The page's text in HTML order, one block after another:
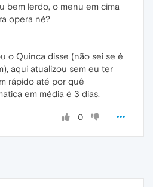
bem lerdo, o menu em cima
opera né?
o Quinca disse (não sei se é
aqui atualizou sem eu ter
rápido até por quê
em média é 3 dias.
0